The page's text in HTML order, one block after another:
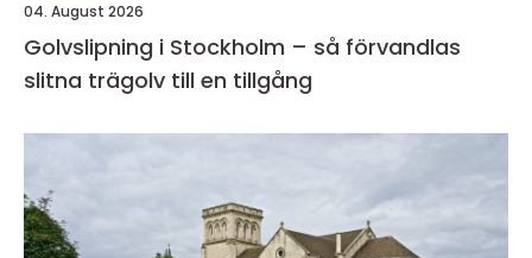
04. August 2026
Golvslipning i Stockholm – så förvandlas
slitna trägolv till en tillgång